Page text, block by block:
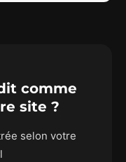
comme
site ?
selon votre